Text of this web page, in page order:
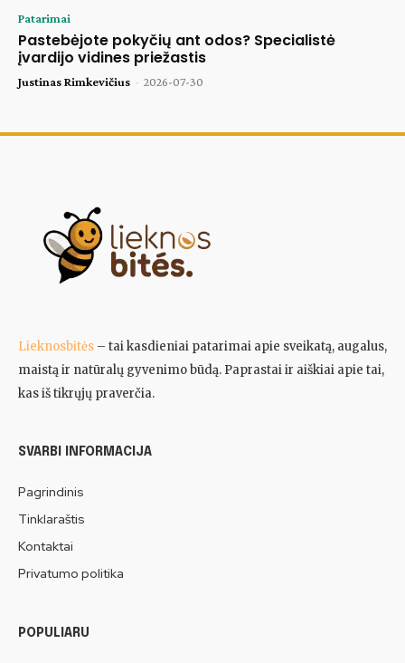
Patarimai
Pastebėjote pokyčių ant odos? Specialistė
įvardijo vidines priežastis
Justinas Rimkevičius - 2026-07-30
Lieknosbitės – tai kasdieniai patarimai apie sveikatą, augalus,
maistą ir natūralų gyvenimo būdą. Paprastai ir aiškiai apie tai,
kas iš tikrųjų praverčia.
SVARBI INFORMACIJA
Pagrindinis
Tinklaraštis
Kontaktai
Privatumo politika
POPULIARU